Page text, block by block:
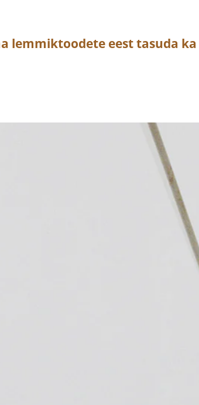
lemmiktoodete eest tasuda ka